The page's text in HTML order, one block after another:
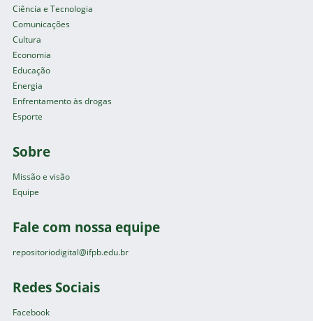
Ciência e Tecnologia
Comunicações
Cultura
Economia
Educação
Energia
Enfrentamento às drogas
Esporte
Sobre
Missão e visão
Equipe
Fale com nossa equipe
repositoriodigital@ifpb.edu.br
Redes Sociais
Facebook